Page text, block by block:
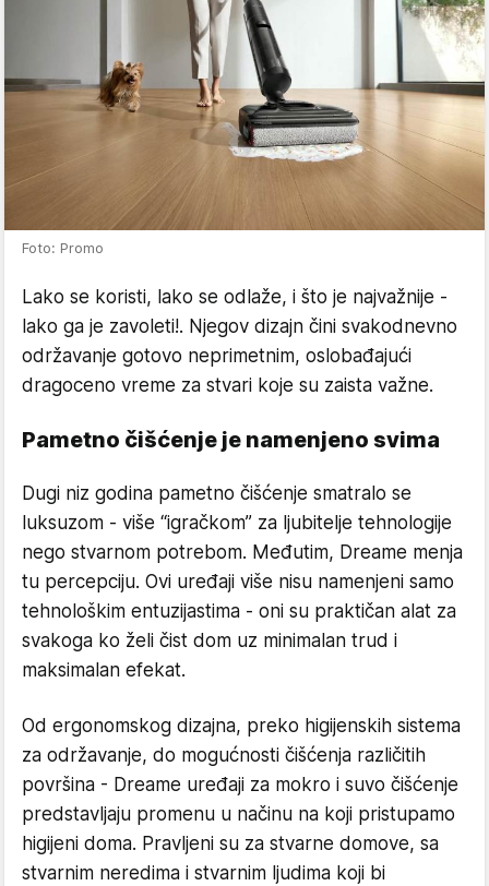
Foto: Promo
Lako se koristi, lako se odlaže, i što je najvažnije -
lako ga je zavoleti!. Njegov dizajn čini svakodnevno
održavanje gotovo neprimetnim, oslobađajući
dragoceno vreme za stvari koje su zaista važne.
Pametno čišćenje je namenjeno svima
Dugi niz godina pametno čišćenje smatralo se
luksuzom - više “igračkom” za ljubitelje tehnologije
nego stvarnom potrebom. Međutim, Dreame menja
tu percepciju. Ovi uređaji više nisu namenjeni samo
tehnološkim entuzijastima - oni su praktičan alat za
svakoga ko želi čist dom uz minimalan trud i
maksimalan efekat.
Od ergonomskog dizajna, preko higijenskih sistema
za održavanje, do mogućnosti čišćenja različitih
površina - Dreame uređaji za mokro i suvo čišćenje
predstavljaju promenu u načinu na koji pristupamo
higijeni doma. Pravljeni su za stvarne domove, sa
stvarnim neredima i stvarnim ljudima koji bi